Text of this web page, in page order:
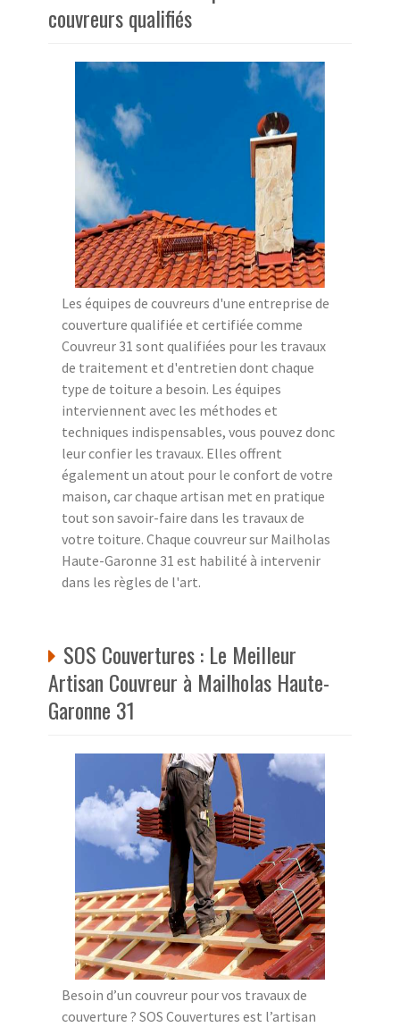
couvreurs qualifiés
Les équipes de couvreurs d'une entreprise de
couverture qualifiée et certifiée comme
Couvreur 31 sont qualifiées pour les travaux
de traitement et d'entretien dont chaque
type de toiture a besoin. Les équipes
interviennent avec les méthodes et
techniques indispensables, vous pouvez donc
leur confier les travaux. Elles offrent
également un atout pour le confort de votre
maison, car chaque artisan met en pratique
tout son savoir-faire dans les travaux de
votre toiture. Chaque couvreur sur Mailholas
Haute-Garonne 31 est habilité à intervenir
dans les règles de l'art.
SOS Couvertures : Le Meilleur
Artisan Couvreur à Mailholas Haute-
Garonne 31
Besoin d’un couvreur pour vos travaux de
couverture ? SOS Couvertures est l’artisan